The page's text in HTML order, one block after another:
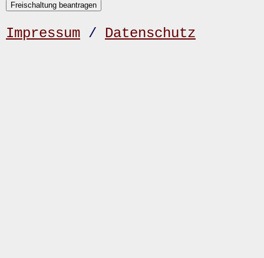
Impressum / Datenschutz